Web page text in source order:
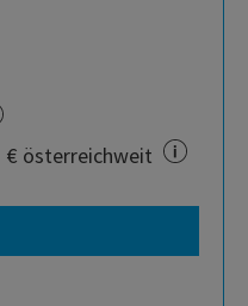
€ österreichweit